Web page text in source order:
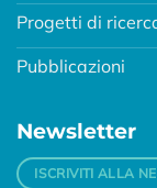
Progetti di
Pubblicazioni
Newsletter
ISCRIVITI ALLA